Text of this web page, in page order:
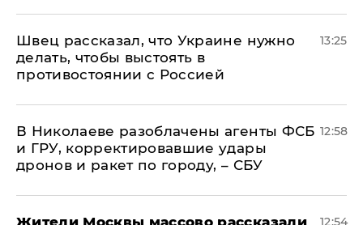
Швец рассказал, что Украине нужно
делать, чтобы выстоять в
противостоянии с Россией
13:25
В Николаеве разоблачены агенты ФСБ
и ГРУ, корректировавшие удары
дронов и ракет по городу, – СБУ
12:58